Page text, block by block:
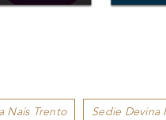
Nais Trento Sedie Devina